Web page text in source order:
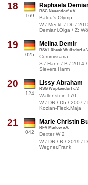
18
169
Raphaela
RSC Neuendorf e.V.
Balou's Olymp
W / Meckl. / Db /
Demiani,Olga / Z:
19
025
Melina Demir
RSV Lübeck-Wulfsdorf
Commissaria
S / Hann / B / 2014 /
Sievers,Harm
20
124
Lissy Abraham
RSG Wöpkendorf e.V.
Wallenstein 170
W / DR / Db / 2007 /
Kozian-Fleck,Maja
21
042
Marie Christin
RFV Marlow e.V.
Dexter W 2
W / DR / B / 2019 /
Wegner,Frank